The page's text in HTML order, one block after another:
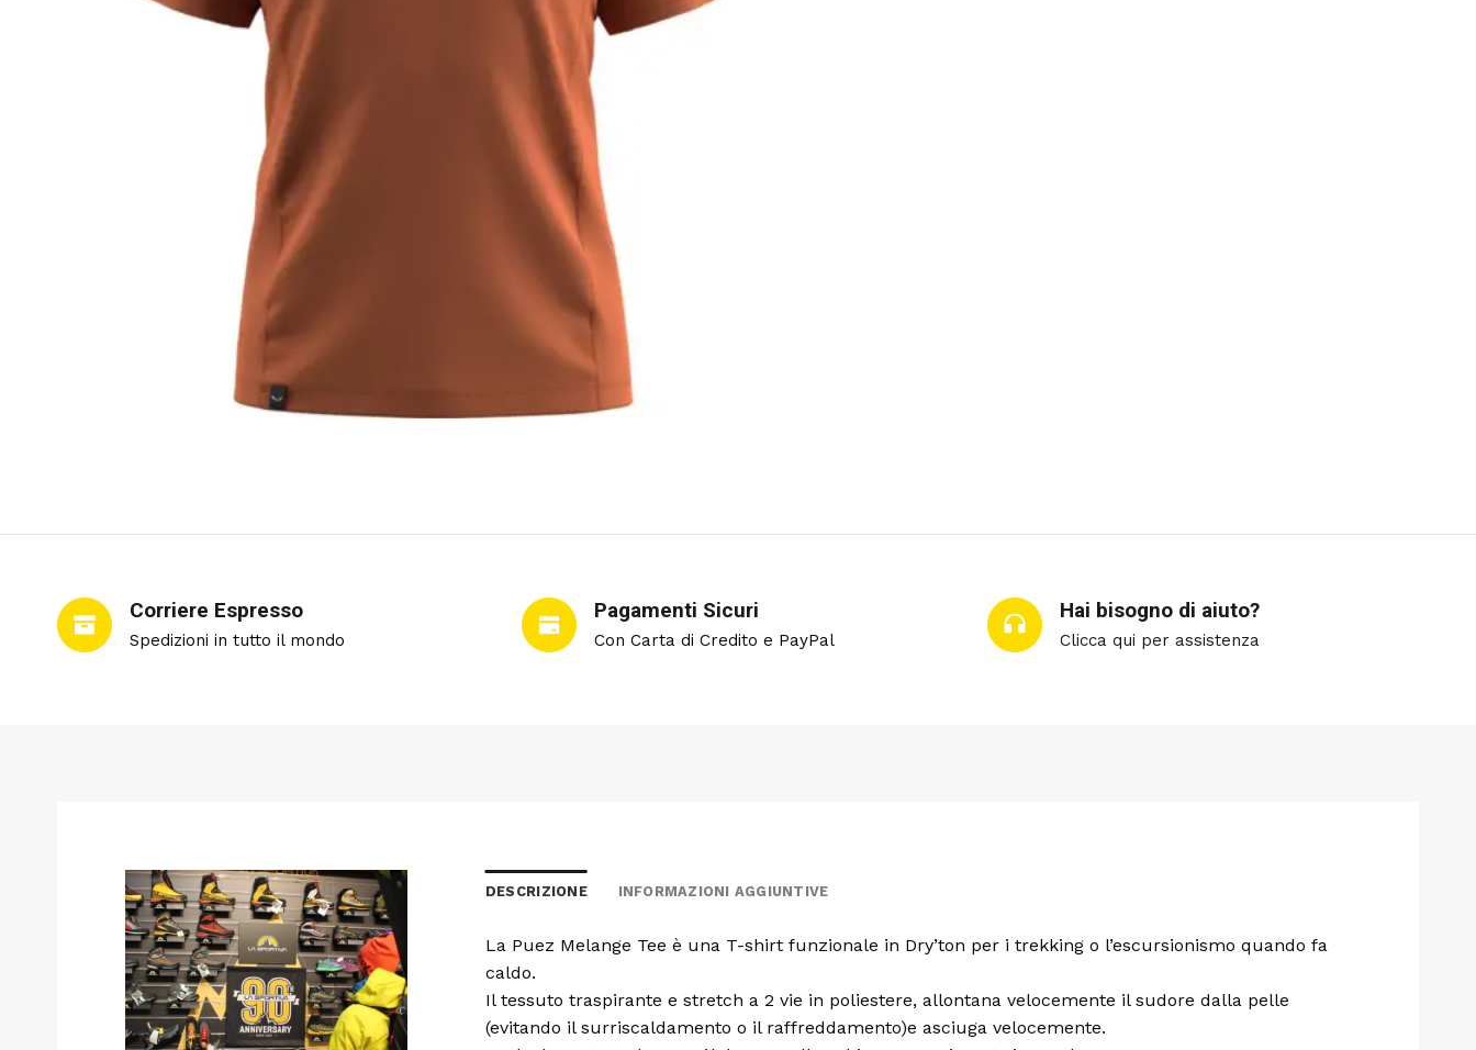
Corriere Espresso
Spedizioni in tutto il mondo
Pagamenti Sicuri
Con Carta di Credito e PayPal
Hai bisogno di aiuto?
Clicca qui per assistenza
DESCRIZIONE INFORMAZIONI AGGIUNTIVE
La Puez Melange Tee è una T-shirt funzionale in Dry’ton per i trekking o l’escursionismo quando fa
caldo.
Il tessuto traspirante e stretch a 2 vie in poliestere, allontana velocemente il sudore dalla pelle
(evitando il surriscaldamento o il raffreddamento)e asciuga velocemente.